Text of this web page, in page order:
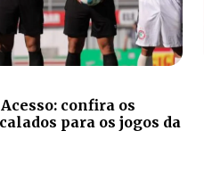
confira os
para os jogos da